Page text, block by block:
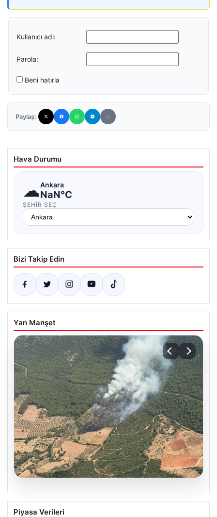
Kullanıcı adı:
Parola:
Beni hatırla
Paylaş:
Hava Durumu
☁Ankara
NaN°C
ŞEHIR SEÇ
Bizi Takip Edin
Yan Manşet
Muğla Yatağan’da orman yangını
Piyasa Verileri